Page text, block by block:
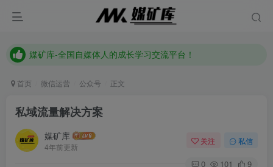
媒矿库-全国自媒体人的成长学习交流平台！
媒矿库-全国自媒体人的成长学习交流平台！
首页 微信运营 公众号 正文
私域流量解决方案
媒矿库
4年前更新
关注 私信
0 101 9